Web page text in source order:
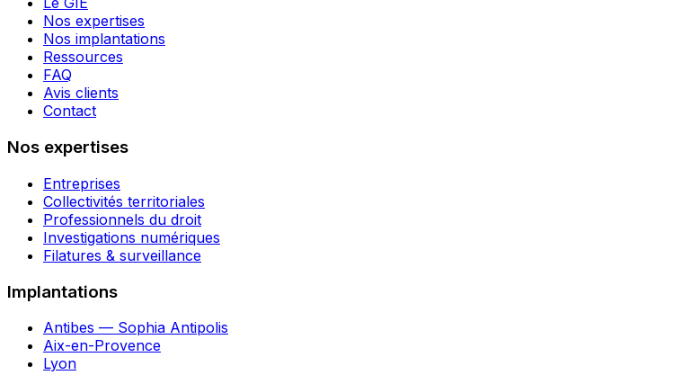
Nos expertises
Nos implantations
Ressources
FAQ
Avis clients
Contact
Nos expertises
Entreprises
Collectivités territoriales
Professionnels du droit
Investigations numériques
Filatures & surveillance
Implantations
Antibes — Sophia Antipolis
Aix-en-Provence
Lyon